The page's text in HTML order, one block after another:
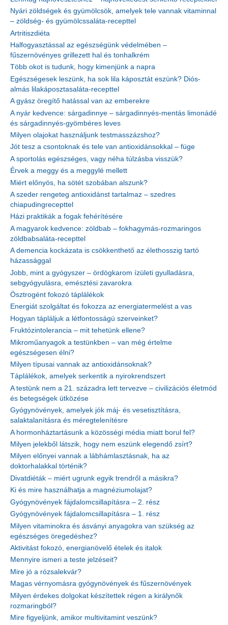
Nyári zöldségek és gyümölcsök, amelyek tele vannak vitaminnal
– zöldség- és gyümölcssaláta-recepttel
Artritiszdiéta
Halfogyasztással az egészségünk védelmében –
fűszernövényes grillezett hal és tonhalkrém
Több okot is tudunk, hogy kimenjünk a napra
Egészségesek leszünk, ha sok lila káposztát eszünk? Diós-
almás lilakáposztasaláta-recepttel
A gyász öregítő hatással van az emberekre
A nyár kedvence: sárgadinnye – sárgadinnyés-mentás limonádé
és sárgadinnyés-gyömbéres leves
Milyen olajokat használjunk testmasszázshoz?
Jót tesz a csontoknak és tele van antioxidánsokkal – füge
A sportolás egészséges, vagy néha túlzásba visszük?
Érvek a meggy és a meggylé mellett
Miért előnyös, ha sötét szobában alszunk?
A szeder rengeteg antioxidánst tartalmaz – szedres
chiapudingrecepttel
Házi praktikák a fogak fehérítésére
A magyarok kedvence: zöldbab – fokhagymás-rozmaringos
zöldbabsaláta-recepttel
A demencia kockázata is csökkenthető az élethosszig tartó
házassággal
Jobb, mint a gyógyszer – ördögkarom ízületi gyulladásra,
sebgyógyulásra, emésztési zavarokra
Ösztrogént fokozó táplálékok
Energiát szolgáltat és fokozza az energiatermelést a vas
Hogyan tápláljuk a létfontosságú szerveinket?
Fruktózintolerancia – mit tehetünk ellene?
Mikroműanyagok a testünkben – van még értelme
egészségesen élni?
Milyen típusai vannak az antioxidánsoknak?
Táplálékok, amelyek serkentik a nyirokrendszert
A testünk nem a 21. századra lett tervezve – civilizációs életmód
és betegségek ütközése
Gyógynövények, amelyek jók máj- és vesetisztításra,
salaktalanításra és méregtelenítésre
A hormonháztartásunk a közösségi média miatt borul fel?
Milyen jelekből látszik, hogy nem eszünk elegendő zsírt?
Milyen előnyei vannak a lábhámlasztásnak, ha az
doktorhalakkal történik?
Divatdiéták – miért ugrunk egyik trendről a másikra?
Ki és mire használhatja a magnéziumolajat?
Gyógynövények fájdalomcsillapításra – 2. rész
Gyógynövények fájdalomcsillapításra – 1. rész
Milyen vitaminokra és ásványi anyagokra van szükség az
egészséges öregedéshez?
Aktivitást fokozó, energianövelő ételek és italok
Mennyire ismeri a teste jelzéseit?
Mire jó a rózsalekvár?
Magas vérnyomásra gyógynövények és fűszernövények
Milyen érdekes dolgokat készítettek régen a királynők
rozmaringból?
Mire figyeljünk, amikor multivitamint veszünk?